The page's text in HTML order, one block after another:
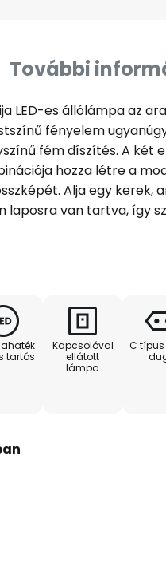
További
LED-es állólámpa az
fényelem
fém díszítés. A két
hozza létre a
Alja egy kerek,
laposra van tartva, így
valamint a karcsú,
állólámpa igény szerint
tartós
Kapcsolóval
ellátott
lámpa
C típus